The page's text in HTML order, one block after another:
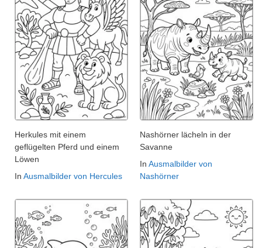
Herkules mit einem
geflügelten Pferd und einem
Löwen
In Ausmalbilder von Hercules
Nashörner lächeln in der
Savanne
In Ausmalbilder von
Nashörner